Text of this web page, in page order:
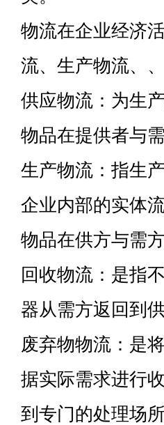
物流在企业经济
流、生产物流、
供应物流：为生
物品在提供者与
生产物流：指生
企业内部的实体
物品在供方与需
回收物流：是指
器从需方返回到
废弃物物流：是
据实际需求进行
到专门的处理场